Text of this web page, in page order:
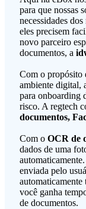
para que nossas
necessidades
eles precisem
novo parceiro
documentos, a
Com o propósito
ambiente digital,
para onboarding
risco. A regtech
documentos,
Com o OCR de
dados de uma
enviada pelo
automaticamente
você ganha
de documentos.